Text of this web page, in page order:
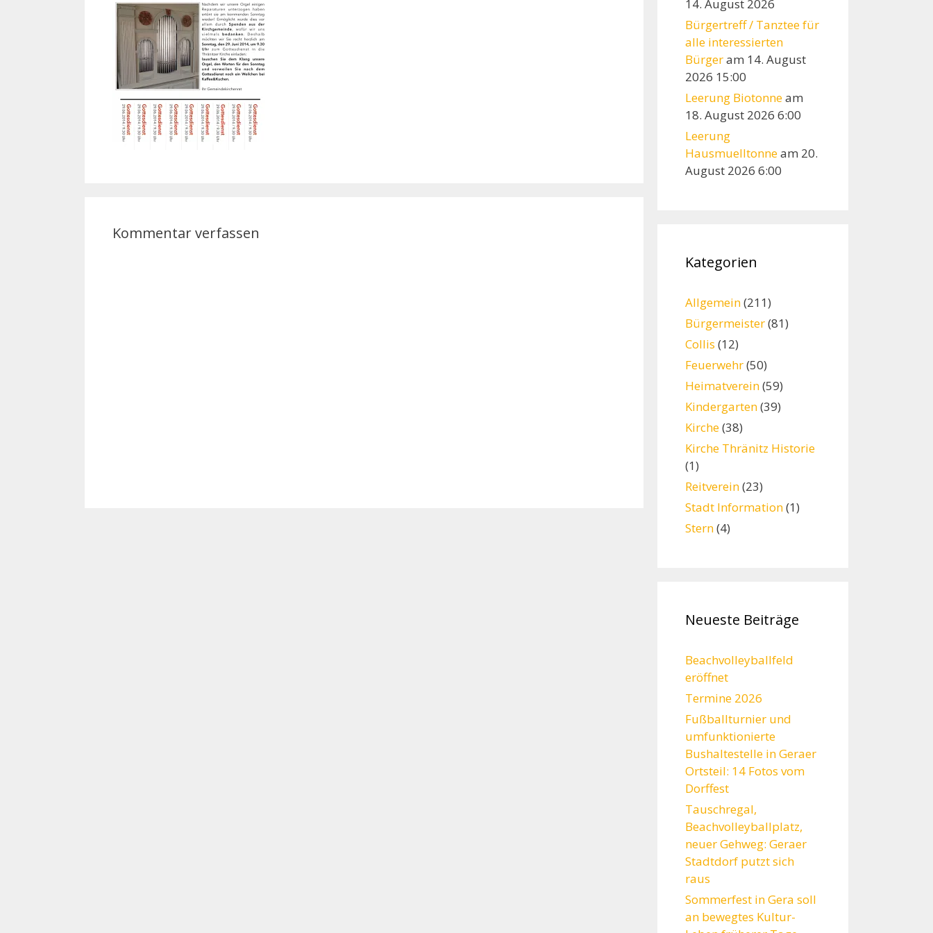
Kommentar verfassen
14. August 2026
Bürgertreff / Tanztee für
alle interessierten
Bürgeram 14. August
2026 15:00
Leerung Biotonneam
18. August 2026 6:00
Leerung
Hausmuelltonneam 20.
August 2026 6:00
Kategorien
Allgemein(211)
Bürgermeister(81)
Collis (12)
Feuerwehr(50)
Heimatverein(59)
Kindergarten(39)
Kirche(38)
Kirche Thränitz Historie
(1)
Reitverein(23)
Stadt Information(1)
Stern(4)
Neueste Beiträge
Beachvolleyballfeld
eröffnet
Termine 2026
Fußballturnier und
umfunktionierte
Bushaltestelle in Geraer
Ortsteil: 14 Fotos vom
Dorffest
Tauschregal,
Beachvolleyballplatz,
neuer Gehweg: Geraer
Stadtdorf putzt sich
raus
Sommerfest in Gera soll
an bewegtes Kultur-